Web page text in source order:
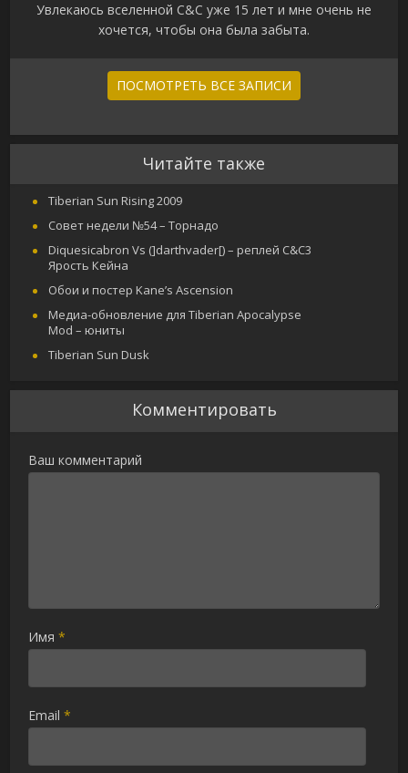
Увлекаюсь вселенной C&C уже 15 лет и мне очень не
хочется, чтобы она была забыта.
ПОСМОТРЕТЬ ВСЕ ЗАПИСИ
Читайте также
Tiberian Sun Rising 2009
Совет недели №54 – Торнадо
Diquesicabron Vs (]darthvader[) – реплей C&C3
Ярость Кейна
Обои и постер Kane’s Ascension
Медиа-обновление для Tiberian Apocalypse
Mod – юниты
Tiberian Sun Dusk
Комментировать
Ваш комментарий
Имя*
Email*